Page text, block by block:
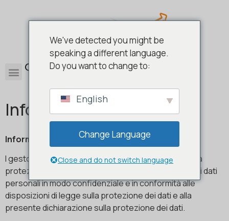
0
Informativa sulla privacy
Informativa sulla privacy
I gestori di queste pagine prendono molto sul serio la
protezione dei vostri dati personali. Trattiamo i vostri dati
personali in modo confidenziale e in conformità alle
disposizioni di legge sulla protezione dei dati e alla
presente dichiarazione sulla protezione dei dati.
We've detected you might be
speaking a different language.
Do you want to change to:
English
Change Language
Close and do not switch language